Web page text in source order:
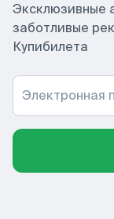
Эксклюзивные
заботливые
Купибилета
Электронная